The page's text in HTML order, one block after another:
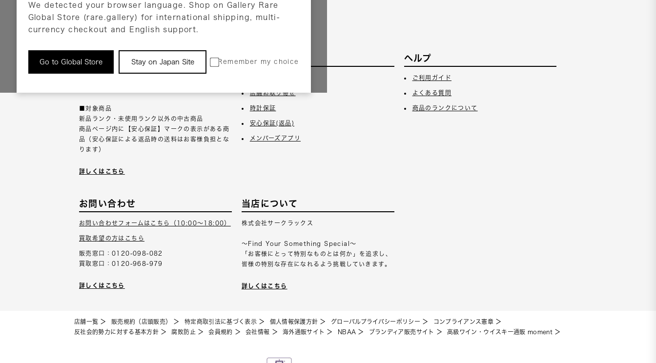
We detected your browser language. Shop on Gallery Rare
Global Store (rare.gallery) for international shipping, multi-
currency checkout and English support.
Go to Global Store Stay on Japan Site Remember my choice
店頭支払い
詳しくはこちら
返品について
■対象商品
新品ランク・未使用ランク以外の中古商品
商品ページ内に【安心保証】マークの表示がある商
品（安心保証による返品時の送料はお客様負担とな
ります）
詳しくはこちら
サービス
店舗お取り寄せ
時計保証
安心保証(返品)
メンバーズアプリ
ヘルプ
ご利用ガイド
よくある質問
商品のランクについて
お問い合わせ
お問い合わせフォームはこちら（10:00～18:00）
買取希望の方はこちら
販売窓口：0120-098-082
買取窓口：0120-968-979
詳しくはこちら
当店について
株式会社サークラックス
～Find Your Something Special～
「お客様にとって特別なものとは何か」を追求し、
皆様の特別な存在になれるよう挑戦していきます。
詳しくはこちら
店舗一覧 販売規約（店頭販売） 特定商取引法に基づく表示 個人情報保護方針 グローバルプライバシーポリシー
コンプライアンス憲章
反社会的勢力に対する基本方針
腐敗防止 会員規約 会社情報 海外通販サイト NBAA ブランディア販売サイト 高級ワイン・ウイスキー通販 moment